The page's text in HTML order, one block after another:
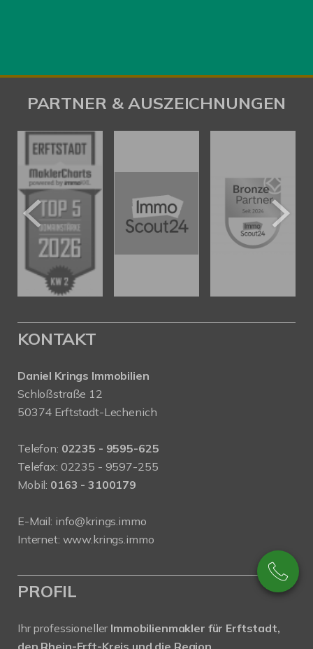
PARTNER & AUSZEICHNUNGEN
KONTAKT
Daniel Krings Immobilien
Schloßstraße 12
50374 Erftstadt-Lechenich
Telefon: 02235 - 9595-625
Telefax: 02235 - 9597-255
Mobil: 0163 - 3100179
E-Mail: info@krings.immo
Internet: www.krings.immo
PROFIL
Ihr professioneller Immobilienmakler für Erftstadt,
den Rhein-Erft-Kreis und die Region